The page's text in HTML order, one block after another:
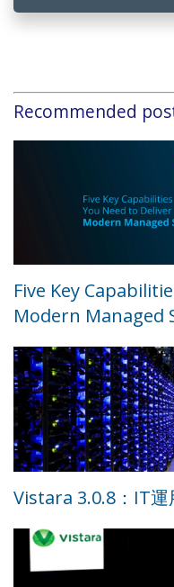
Recommended
Five Key
Modern Managed
Vistara 3.0.8：IT